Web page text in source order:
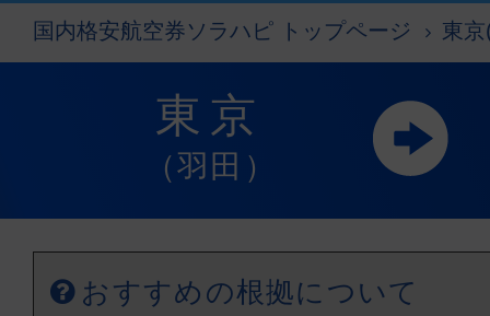
国内格安航空券ソラハピ トップページ 東
東京
（羽田）
おすすめの根拠について